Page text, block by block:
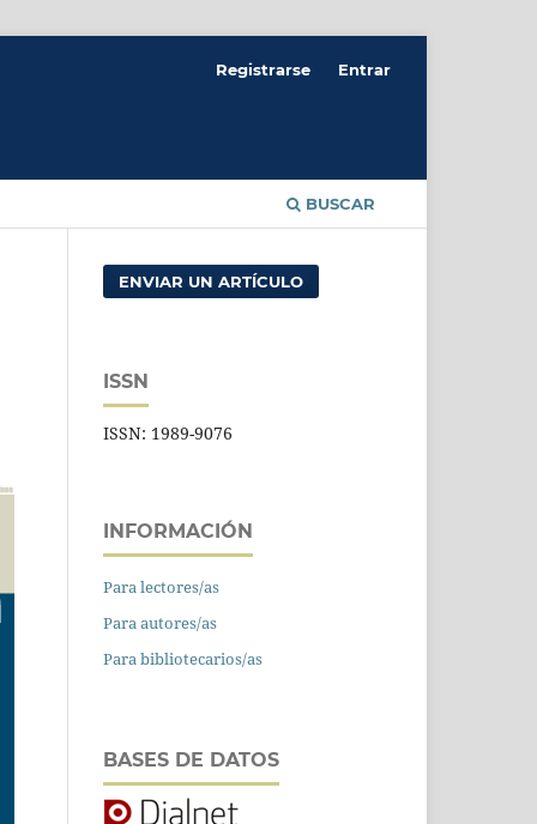
BUSCAR
Registrarse Entrar
ENVIAR UN ARTÍCULO
ISSN
ISSN: 1989-9076
INFORMACIÓN
Para lectores/as
Para autores/as
Para bibliotecarios/as
BASES DE DATOS